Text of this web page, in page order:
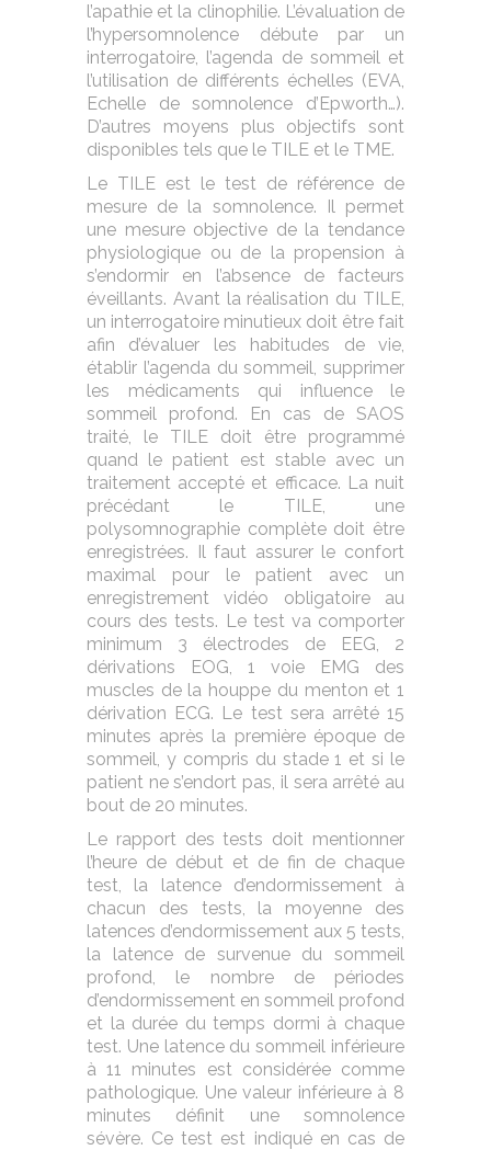
l’apathie et la clinophilie. L’évaluation de
l’hypersomnolence débute par un
interrogatoire, l’agenda de sommeil et
l’utilisation de différents échelles (EVA,
Echelle de somnolence d’Epworth…).
D’autres moyens plus objectifs sont
disponibles tels que le TILE et le TME.
Le TILE est le test de référence de
mesure de la somnolence. Il permet
une mesure objective de la tendance
physiologique ou de la propension à
s’endormir en l’absence de facteurs
éveillants. Avant la réalisation du TILE,
un interrogatoire minutieux doit être fait
afin d’évaluer les habitudes de vie,
établir l’agenda du sommeil, supprimer
les médicaments qui influence le
sommeil profond. En cas de SAOS
traité, le TILE doit être programmé
quand le patient est stable avec un
traitement accepté et efficace. La nuit
précédant le TILE, une
polysomnographie complète doit être
enregistrées. Il faut assurer le confort
maximal pour le patient avec un
enregistrement vidéo obligatoire au
cours des tests. Le test va comporter
minimum 3 électrodes de EEG, 2
dérivations EOG, 1 voie EMG des
muscles de la houppe du menton et 1
dérivation ECG. Le test sera arrêté 15
minutes après la première époque de
sommeil, y compris du stade 1 et si le
patient ne s’endort pas, il sera arrêté au
bout de 20 minutes.
Le rapport des tests doit mentionner
l’heure de début et de fin de chaque
test, la latence d’endormissement à
chacun des tests, la moyenne des
latences d’endormissement aux 5 tests,
la latence de survenue du sommeil
profond, le nombre de périodes
d’endormissement en sommeil profond
et la durée du temps dormi à chaque
test. Une latence du sommeil inférieure
à 11 minutes est considérée comme
pathologique. Une valeur inférieure à 8
minutes définit une somnolence
sévère. Ce test est indiqué en cas de